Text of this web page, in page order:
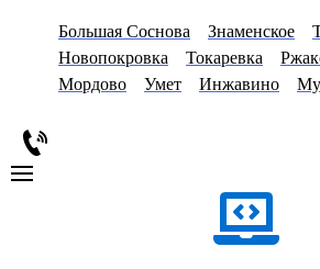
Большая Соснова Знаменское
Новопокровка
Токаревка
Мордово
Умет Инжавино